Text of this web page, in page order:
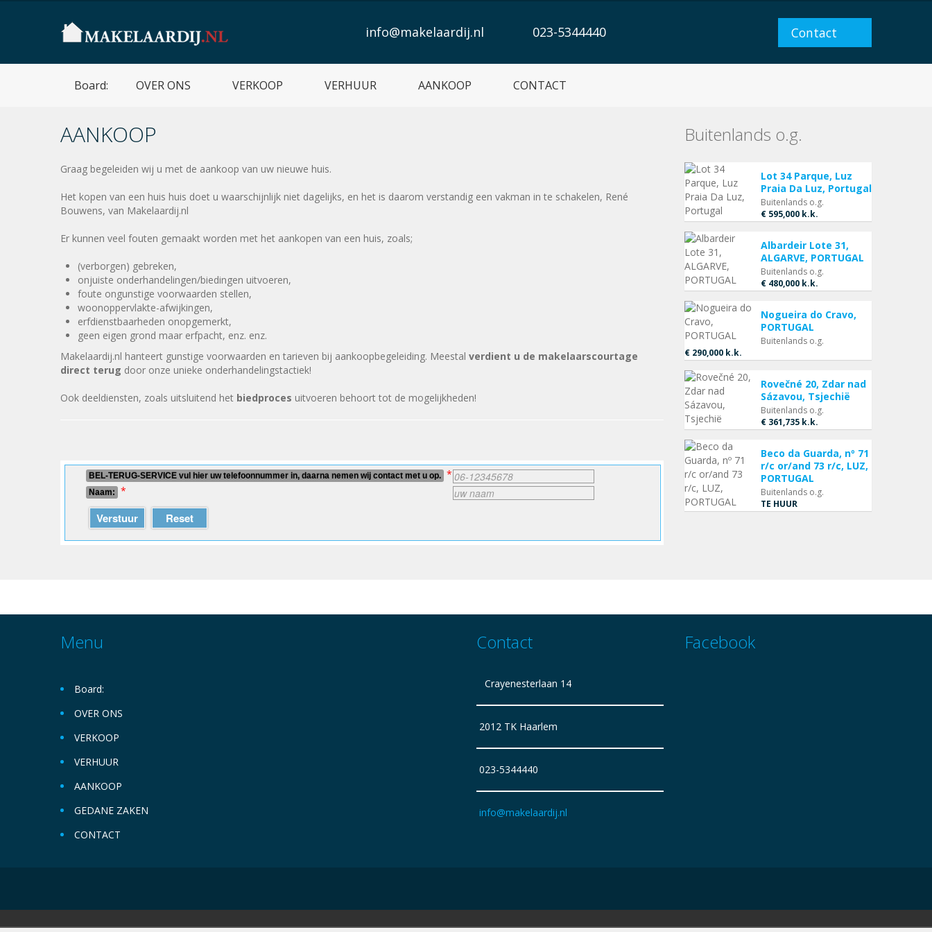
info@makelaardij.nl 023-5344440 Contact
Board: OVER ONS VERKOOP VERHUUR AANKOOP CONTACT
AANKOOP
Graag begeleiden wij u met de aankoop van uw nieuwe huis.
Het kopen van een huis huis doet u waarschijnlijk niet dagelijks, en het is daarom verstandig een vakman in te schakelen, René
Bouwens, van Makelaardij.nl
Er kunnen veel fouten gemaakt worden met het aankopen van een huis, zoals;
(verborgen) gebreken,
onjuiste onderhandelingen/biedingen uitvoeren,
foute ongunstige voorwaarden stellen,
woonoppervlakte-afwijkingen,
erfdienstbaarheden onopgemerkt,
geen eigen grond maar erfpacht, enz. enz.
Makelaardij.nl hanteert gunstige voorwaarden en tarieven bij aankoopbegeleiding. Meestal verdient u de makelaarscourtage
direct terug door onze unieke onderhandelingstactiek!
Ook deeldiensten, zoals uitsluitend het biedproces uitvoeren behoort tot de mogelijkheden!
BEL-TERUG-SERVICE vul hier uw telefoonnummer in, daarna nemen wij contact met u op. *
Naam: *
Verstuur Reset
Buitenlands o.g.
Lot 34 Parque, Luz
Praia Da Luz, Portugal
Buitenlands o.g.
€ 595,000 k.k.
Albardeir Lote 31,
ALGARVE, PORTUGAL
Buitenlands o.g.
€ 480,000 k.k.
Nogueira do Cravo,
PORTUGAL
Buitenlands o.g.
€ 290,000 k.k.
Rovečné 20, Zdar nad
Sázavou, Tsjechië
Buitenlands o.g.
€ 361,735 k.k.
Beco da Guarda, nº 71
r/c or/and 73 r/c, LUZ,
PORTUGAL
Buitenlands o.g.
TE HUUR
Menu
Board:
OVER ONS
VERKOOP
VERHUUR
AANKOOP
GEDANE ZAKEN
CONTACT
Contact
Crayenesterlaan 14
2012 TK Haarlem
023-5344440
info@makelaardij.nl
Facebook